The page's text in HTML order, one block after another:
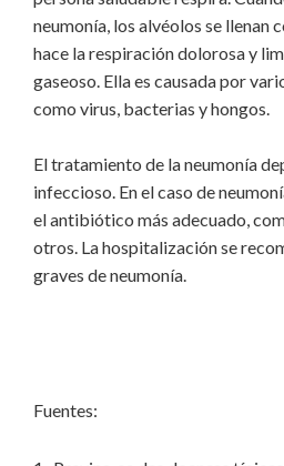
neumonía, los alvéolos se llenan
hace la respiración dolorosa y
gaseoso. Ella es causada por
como virus, bacterias y hongos.
El tratamiento de la neumonía
infeccioso. En el caso de
el antibiótico más adecuado,
otros. La hospitalización se
graves de neumonía.
Fuentes: